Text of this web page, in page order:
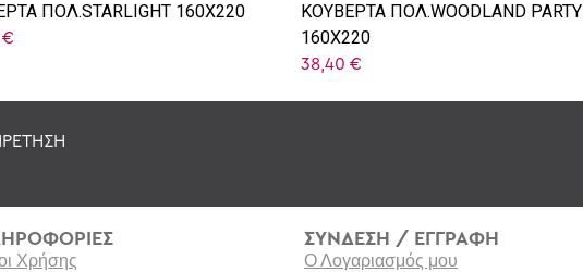
ΠΟΛ.STARLIGHT 160X220
€
ΚΟΥΒΕΡΤΑ ΠΟΛ.WOODLAND PARTY
160X220
38,40 €
Χρήσης
ΣΥΝΔΕΣΗ / ΕΓΓΡΑΦΗ
Ο Λογαριασμός μου